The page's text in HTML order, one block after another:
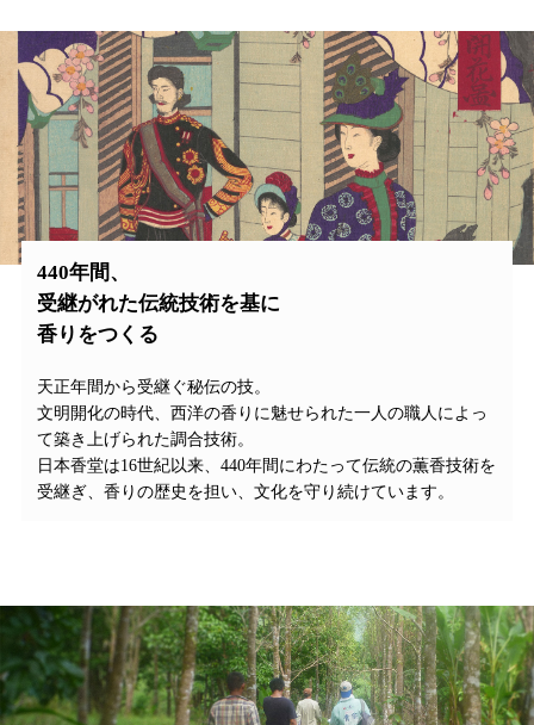
440年間、
受継がれた伝統技術を基に
香りをつくる
天正年間から受継ぐ秘伝の技。
文明開化の時代、西洋の香りに魅せられた一人の職人によっ
て築き上げられた調合技術。
日本香堂は16世紀以来、440年間にわたって伝統の薫香技術を
受継ぎ、香りの歴史を担い、文化を守り続けています。